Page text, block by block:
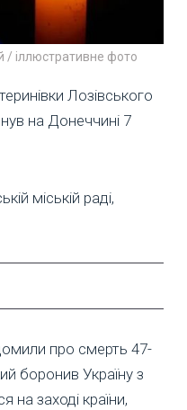
/ іллюстративне фото
Лозівського
на Донеччині 7
міській раді,
про смерть 47-
боронив Україну з
на заході країни,